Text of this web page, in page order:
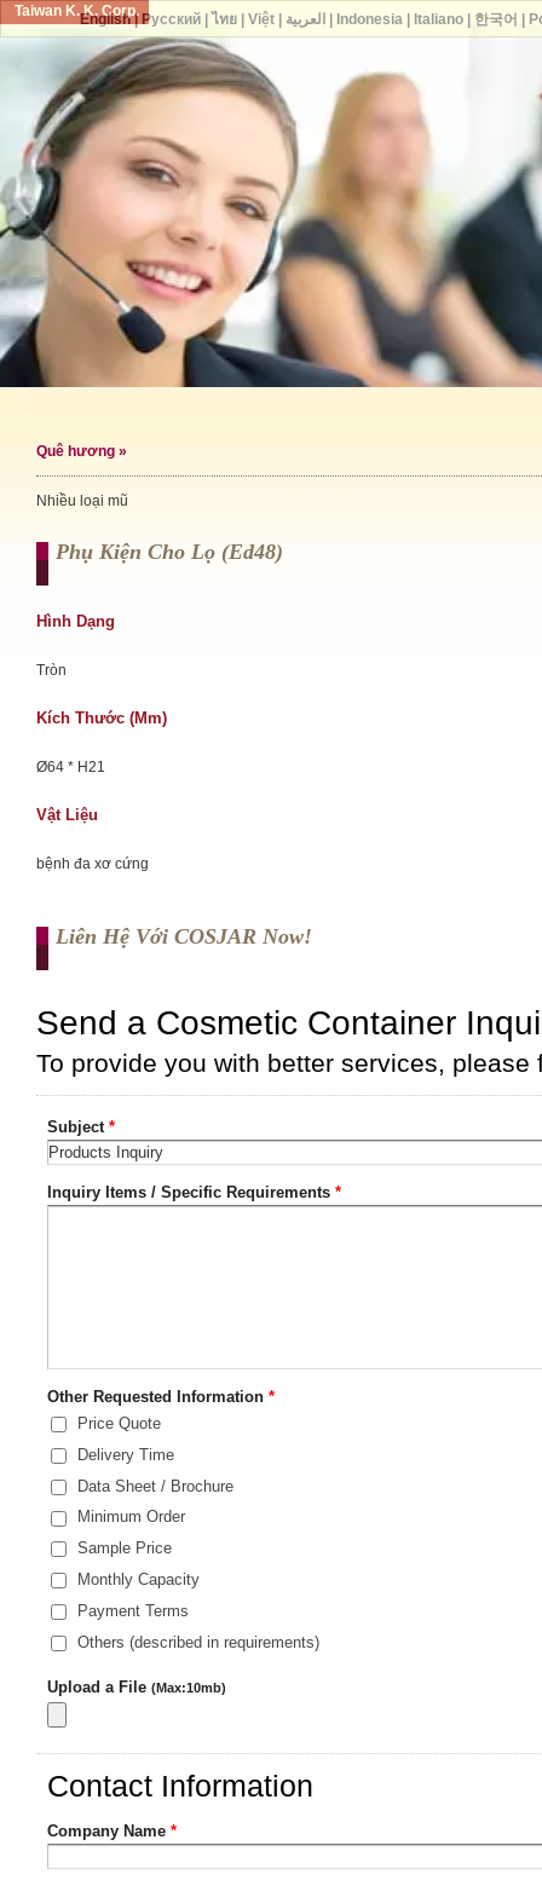
Taiwan K. K. Corp.
Quê hương »
Nhiều loại mũ
Phụ Kiện Cho Lọ (ed48)
Hình Dạng
Tròn
Kích Thước (mm)
Ø64 * H21
Vật Liệu
bệnh đa xơ cứng
Liên Hệ Với COSJAR Now!
English| Русский| ไทย| Việt| العربية Indonesia| Italiano| 한국어